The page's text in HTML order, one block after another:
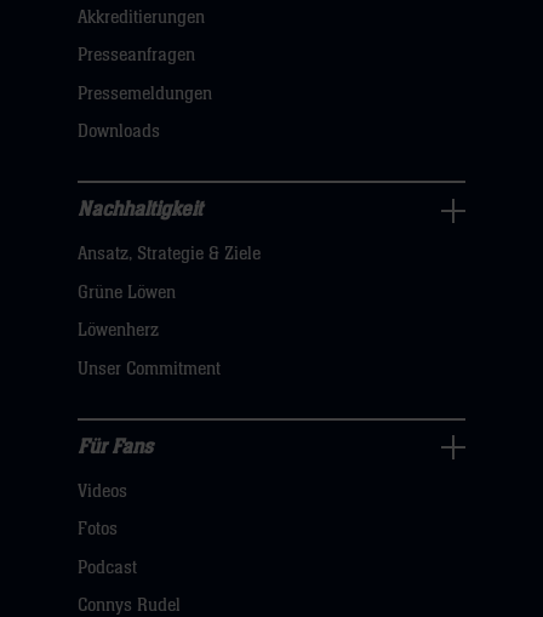
Navigation
öffnen,
dann
klicken
hier
Akkreditierungen
Presseanfragen
Pressemeldungen
Downloads
Nachhaltigkeit
Navigation
öffnen,
dann
hier
Nachhaltigkeit
Ansatz, Strategie & Ziele
Grüne Löwen
Löwenherz
Unser Commitment
Fans
Navigation
öffnen,
dann
Für Fans
Videos
Fotos
Podcast
Connys Rudel